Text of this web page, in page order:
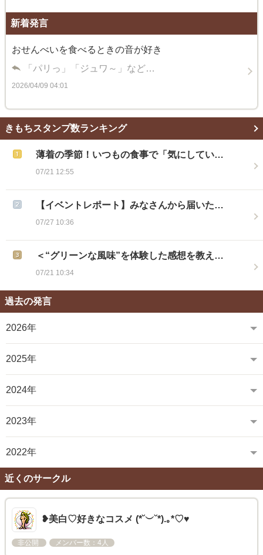
新着発言
おせんべいを食べるときの音が好き
「パリっ」「ジュワ～」など…
2026/04/09 04:01
きもちスタンプ数ランキング
薄着の季節！いつもの食事で「気にしてい…
07/21 12:55
【イベントレポート】みなさんから届いた…
07/27 10:36
＜“グリーンな風味”を体験した感想を教え…
07/21 10:34
過去の発言
2026年
2025年
2024年
2023年
2022年
近くのサークル
❥美白♡好きなコスメ (*˘︶˘*).｡*♡♥
非公開 メンバー数：4人